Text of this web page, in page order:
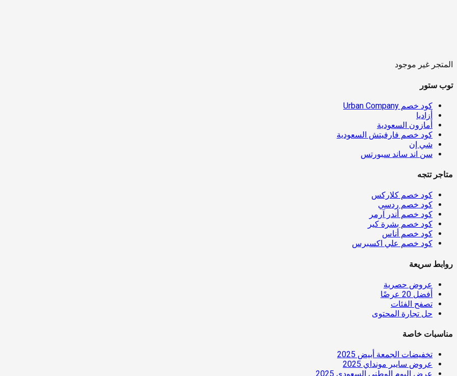
المتجر غير موجود
توب ستور
كود خصم Urban Company
أزاديا
أمازون السعودية
كود خصم فارفيتش السعودية
شي إن
سن اند ساند سبورتس
متاجر تتجه
كود خصم كلاركس
كود خصم ردسي
كود خصم أندر آرمر
كود خصم بشرة كير
كود خصم أناس
كود خصم علي اكسبرس
روابط سريعة
عروض حصرية
أفضل 20 عرضًا
تصفح الفئات
حل تجارة المحتوى
مناسبات خاصة
تخفيضات الجمعة أبيض 2025
عروض سايبر مونداي 2025
عرض اليوم الوطني السعودي 2025